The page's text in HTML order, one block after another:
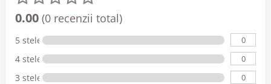
0.00 (0 recenzii total)
5 stele 0
4 stele 0
3 stele 0